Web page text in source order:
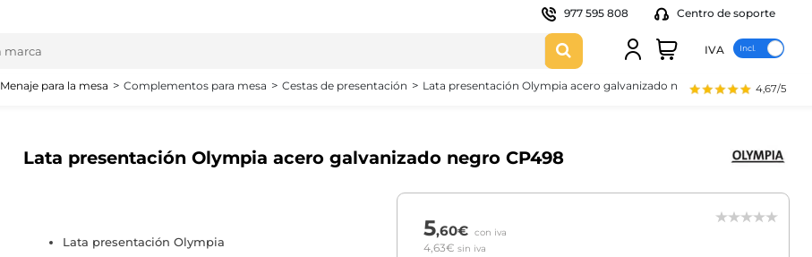
977 595 808 Centro de soporte
IVA
4,67/5
Menaje para la mesa Complementos para mesa Cestas de presentación Lata presentación Olympia acero galvanizado negro CP498
Lata presentación Olympia acero galvanizado negro CP498
Lata presentación Olympia
5,60€ con iva
4,63€ sin iva